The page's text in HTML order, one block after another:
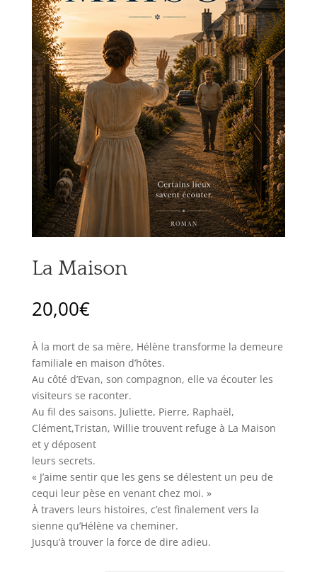
La Maison
20,00€
À la mort de sa mère, Hélène transforme la demeure
familiale en maison d’hôtes.
Au côté d’Evan, son compagnon, elle va écouter les
visiteurs se raconter.
Au fil des saisons, Juliette, Pierre, Raphaël,
Clément,Tristan, Willie trouvent refuge à La Maison
et y déposent
leurs secrets.
« J’aime sentir que les gens se délestent un peu de
cequi leur pèse en venant chez moi. »
À travers leurs histoires, c’est finalement vers la
sienne qu’Hélène va cheminer.
Jusqu’à trouver la force de dire adieu.